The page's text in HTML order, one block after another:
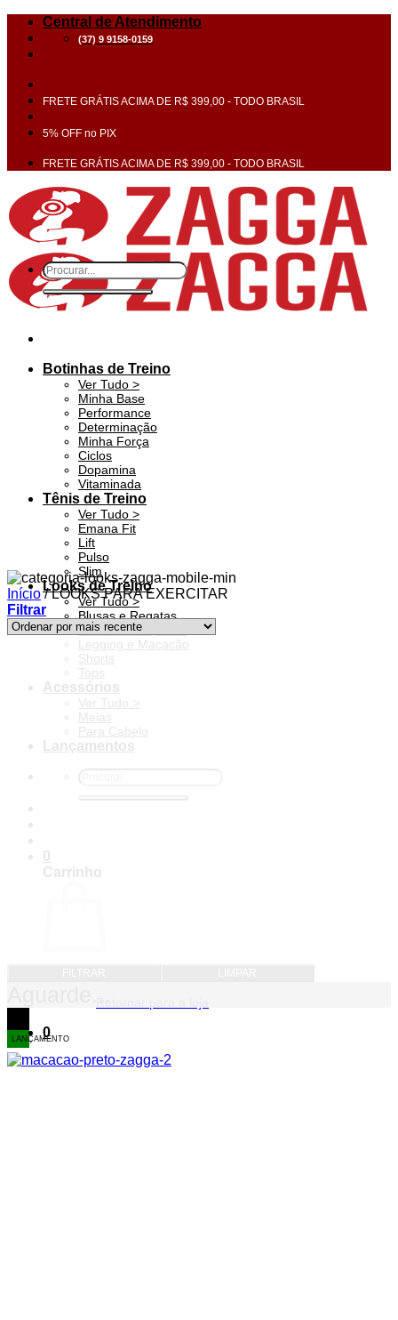
Skip
content
Central de Atendimento
(37) 9 9158-0159
FRETE GRÁTIS ACIMA DE R$ 399,00 - TODO BRASIL
5% OFF no PIX
FRETE GRÁTIS ACIMA DE R$ 399,00 - TODO BRASIL
Botinhas de Treino
Ver Tudo >
Minha Base
Performance
Determinação
Minha Força
Ciclos
Dopamina
Vitaminada
Tênis de Treino
Ver Tudo >
Emana Fit
Lift
Pulso
Slim
Looks de Treino
Ver Tudo >
Blusas e Regatas
Coletes e Jaquetas
Legging e Macacão
Shorts
Tops
Acessórios
Ver Tudo >
Meias
Para Cabelo
Lançamentos
0
Carrinho
0
Pesquisar
por:
Início /LOOKS PARA EXERCITAR
Filtrar
LANÇAMENTO